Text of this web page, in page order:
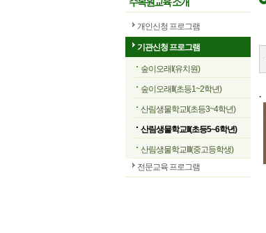
개인신청 프로그램
기관신청 프로그램
숲이오래I(유치원)
숲이오래II(초등1~2학년)
산림생물학교I(초등3~4학년)
산림생물학교II(초등5~6학년)
산림생물학교III(중고등학생)
전문교육 프로그램
.